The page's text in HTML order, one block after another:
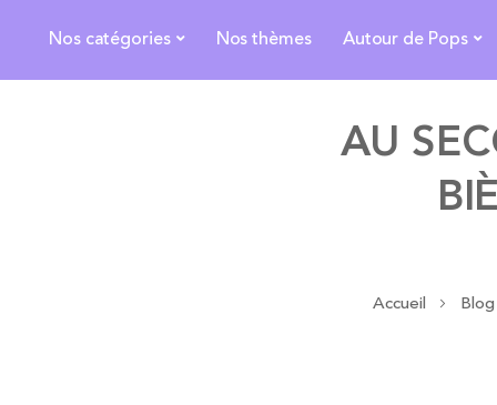
Nos catégories Nos thèmes Autour de Pops
AU
Accueil Blog